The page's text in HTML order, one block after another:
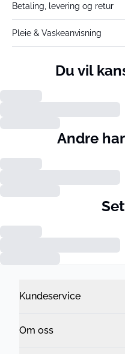
Betaling, levering og retur
Pleie & Vaskeanvisning
Du vil
Andre
Kundeservice
Om oss